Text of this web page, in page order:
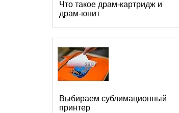
Что такое драм-картридж и
драм-юнит
Выбираем сублимационный
принтер